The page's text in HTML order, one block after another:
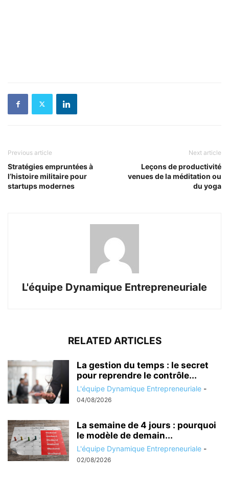
Previous article
Stratégies empruntées à
l’histoire militaire pour
startups modernes
Next article
Leçons de productivité
venues de la méditation ou
du yoga
L'équipe Dynamique Entrepreneuriale
RELATED ARTICLES
La gestion du temps : le secret
pour reprendre le contrôle...
L'équipe Dynamique Entrepreneuriale -
04/08/2026
La semaine de 4 jours : pourquoi
le modèle de demain...
L'équipe Dynamique Entrepreneuriale -
02/08/2026